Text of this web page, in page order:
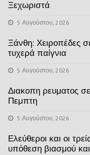
Ξεχωριστά
5 Αυγούστου, 2026
Ξάνθη: Χειροπέδες
τυχερά παίγνια
5 Αυγούστου, 2026
Διακοπη ρευματος
Πεμπτη
5 Αυγούστου, 2026
Ελεύθεροι και οι
υπόθεση βιασμού